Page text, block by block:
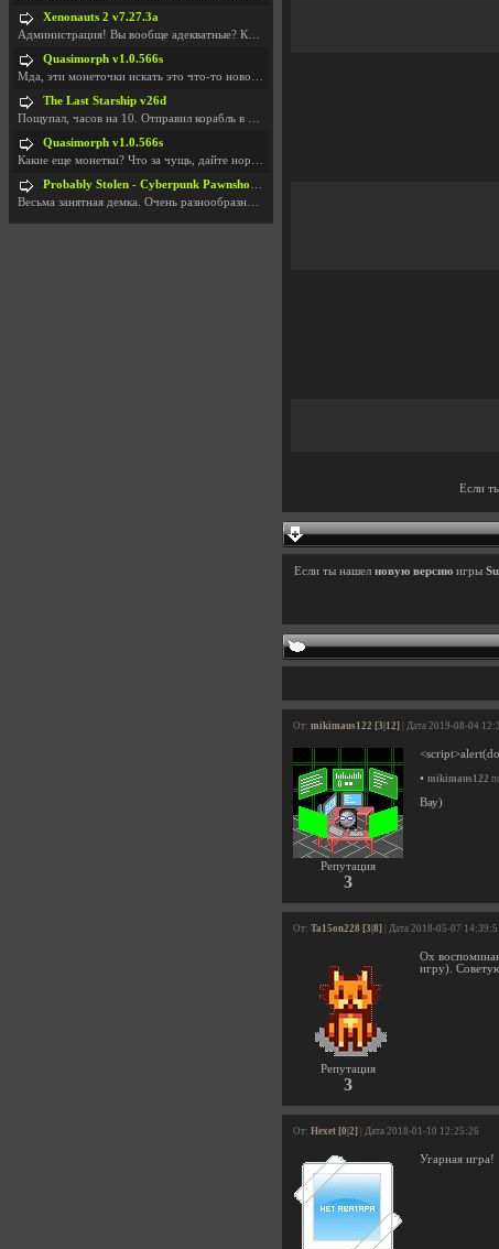
Если
Если ты нашел новую версию игры
От: mikimaus122 [3|12] | Дата 2019-08-04
Репутация
3
• mikimaus122
Вау)
От: Ta15on228 [3|8] | Дата 2018-05-07
Репутация
3
Ох
игру).
От: Hexet [0|2] | Дата 2018-01-10 12:25:26
Угарная игра!
Xenonauts 2 v7.27.3a
Администрация! Вы вообще адекватные? Какие монетки
Quasimorph v1.0.566s
Мда, эти монеточки искать это что-то новое в сфере
The Last Starship v26d
Пощупал, часов на 10. Отправил корабль в другую Га
Quasimorph v1.0.566s
Какие еще монетки? Что за чущь, дайте нормально ск
Probably Stolen - Cyberpunk Pawnshop Simulator v048c [Playtest]
Весьма занятная демка. Очень разнообразные механик